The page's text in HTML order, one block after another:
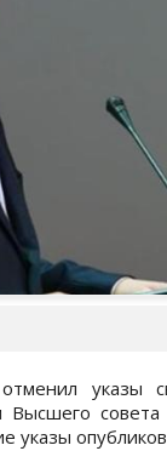
указы
совета
указы